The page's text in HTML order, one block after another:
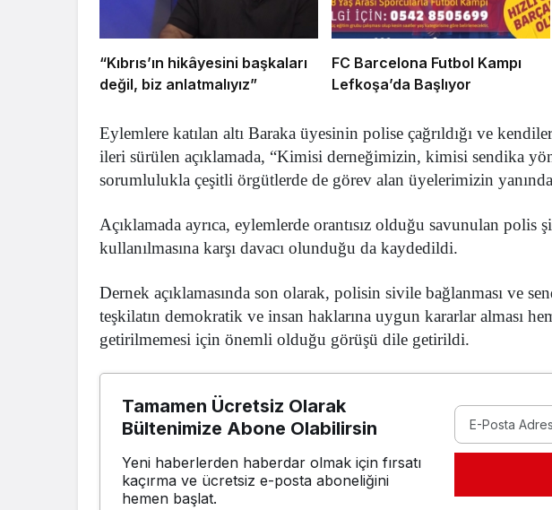
“Kıbrıs’ın hikâyesini başkaları
değil, biz anlatmalıyız”
FC Barcelona Futbol Kampı
Lefkoşa’da Başlıyor
Eylemlere katılan altı Baraka üyesinin polise çağrıldığı ve
ileri sürülen açıklamada, “Kimisi derneğimizin, kimisi sendika
sorumlulukla çeşitli örgütlerde de görev alan üyelerimizin
Açıklamada ayrıca, eylemlerde orantısız olduğu savunulan polis
kullanılmasına karşı davacı olunduğu da kaydedildi.
Dernek açıklamasında son olarak, polisin sivile bağlanması ve
teşkilatın demokratik ve insan haklarına uygun kararlar alması
getirilmemesi için önemli olduğu görüşü dile getirildi.
Tamamen Ücretsiz Olarak
Bültenimize Abone Olabilirsin
Yeni haberlerden haberdar olmak için fırsatı
kaçırma ve ücretsiz e-posta aboneliğini
hemen başlat.